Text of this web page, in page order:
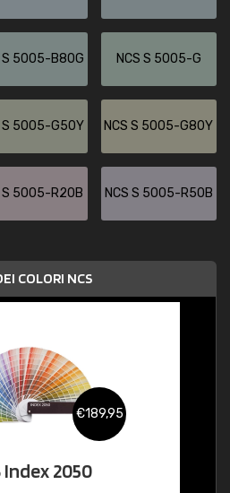
S 5005-B80G NCS S 5005-G
S 5005-G50Y NCS S 5005-G80Y
S 5005-R20B NCS S 5005-R50B
COLORI NCS
€189,95
Index 2050